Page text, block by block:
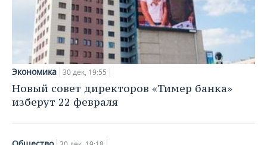
Экономика 30 дек, 19:55
Новый совет директоров «Тимер банка»
изберут 22 февраля